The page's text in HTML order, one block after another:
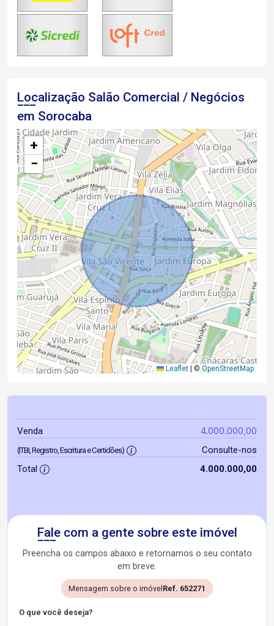
Localização Salão Comercial / Negócios
em Sorocaba
+
−
Leaflet © OpenStreetMap
Venda 4.000.000,00
(ITBI, Registro, Escritura e Certidões)
Consulte-nos
Total
4.000.000,00
Fale com a gente sobre este imóvel
Preencha os campos abaixo e retornamos o seu contato
em breve.
Mensagem sobre o imóvel Ref. 652271
O que você deseja?